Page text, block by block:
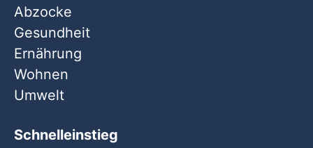
Abzocke
Gesundheit
Ernährung
Wohnen
Umwelt
Schnelleinstieg